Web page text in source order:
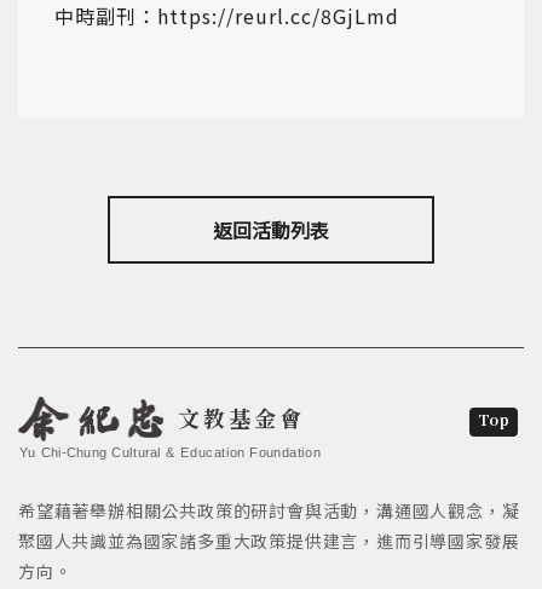
中時副刊：https://reurl.cc/8GjLmd
返回活動列表
文教基金會
Yu Chi-Chung Cultural & Education Foundation
希望藉著舉辦相關公共政策的研討會與活動，溝通國人觀念，凝
聚國人共識並為國家諸多重大政策提供建言，進而引導國家發展
方向。
Top